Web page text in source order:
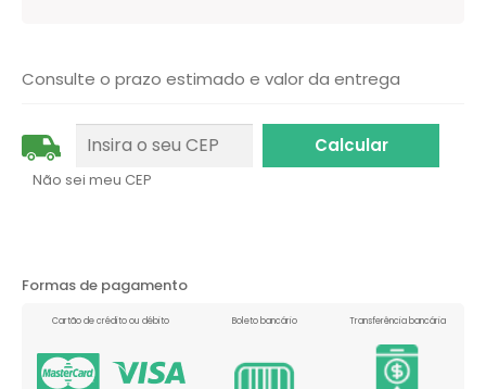
Consulte o prazo estimado e valor da entrega
Não sei meu CEP
Formas de pagamento
Cartão de crédito ou débito Boleto bancário Transferência bancária